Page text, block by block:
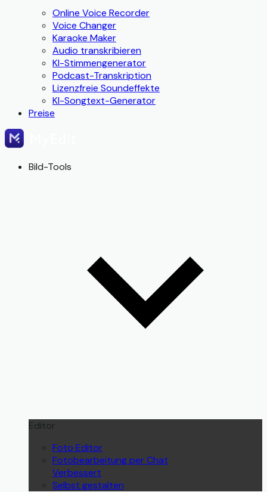
Online Voice Recorder
Voice Changer
Karaoke Maker
Audio transkribieren
KI-Stimmengenerator
Podcast-Transkription
Lizenzfreie Soundeffekte
KI-Songtext-Generator
Preise
Bild-Tools
Editor
Foto Editor
Fotobearbeitung per Chat
Verbessert
Selbst gestalten